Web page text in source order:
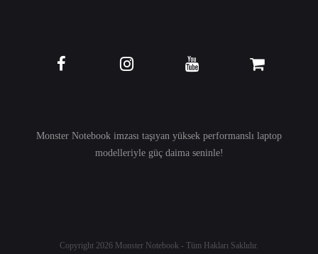
Monster Notebook imzası taşıyan yüksek performanslı laptop
modelleriyle güç daima seninle!
Copyright 2026 Monster Notebook - Tüm Hakları Saklıdır.